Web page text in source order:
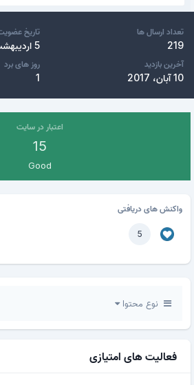
تعداد ارسال ها
219
تاریخ عضویت
5 اردیبهشت، 2016
آخرین بازدید
10 آبان، 2017
روز های برد
اعتبار در سایت
15
Good
واکنش های دریافتی
5
نوع محتوا
فعالیت های امتیازی